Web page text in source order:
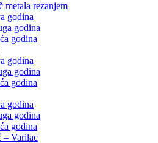
metala rezanjem
godina
godina
godina
godina
godina
godina
godina
godina
godina
– Varilac